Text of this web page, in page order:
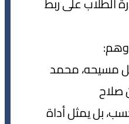
وهم:
مسيحه، محمد
صلاح
بل يمثل أداة